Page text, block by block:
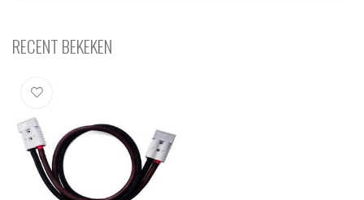
RECENT BEKEKEN